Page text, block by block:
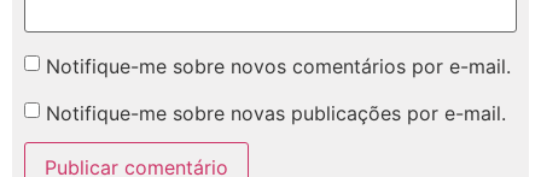
Notifique-me sobre novos comentários por e-mail.
Notifique-me sobre novas publicações por e-mail.